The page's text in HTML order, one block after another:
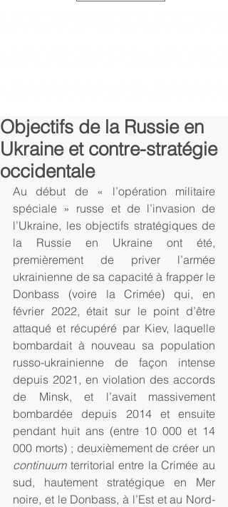
Objectifs de la Russie en
Ukraine et contre-stratégie
occidentale
Au début de « l’opération militaire
spéciale » russe et de l’invasion de
l’Ukraine, les objectifs stratégiques de
la Russie en Ukraine ont été,
premièrement de priver l’armée
ukrainienne de sa capacité à frapper le
Donbass (voire la Crimée) qui, en
février 2022, était sur le point d’être
attaqué et récupéré par Kiev, laquelle
bombardait à nouveau sa population
russo-ukrainienne de façon intense
depuis 2021, en violation des accords
de Minsk, et l’avait massivement
bombardée depuis 2014 et ensuite
pendant huit ans (entre 10 000 et 14
continuum territorial entre la Crimée au
sud, hautement stratégique en Mer
noire, et le Donbass, à l’Est et au Nord-